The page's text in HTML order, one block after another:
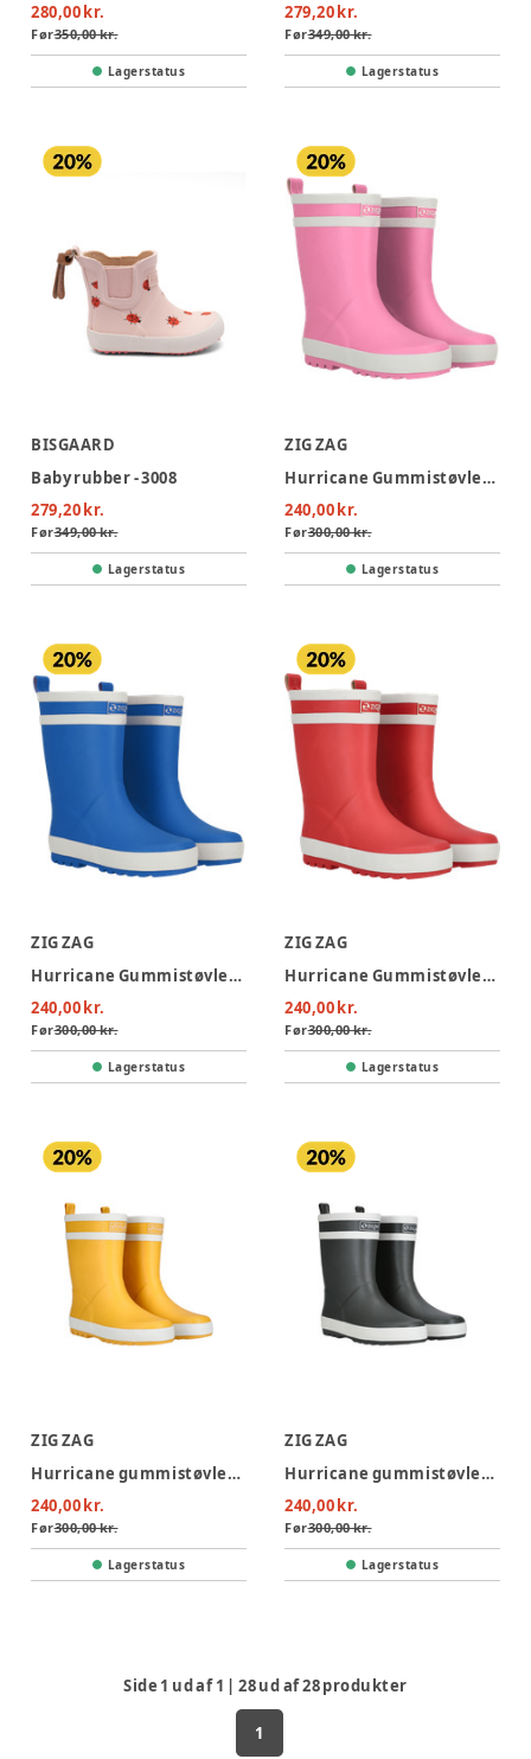
280,00 kr.
Før350,00 kr.
Lagerstatus
279,20 kr.
Før349,00 kr.
Lagerstatus
BISGAARD
Baby rubber - 3008
279,20 kr.
Før349,00 kr.
Lagerstatus
ZIG ZAG
Hurricane Gummistøvler - Begonia Pink
240,00 kr.
Før300,00 kr.
Lagerstatus
ZIG ZAG
Hurricane Gummistøvler - Olympian Blue
240,00 kr.
Før300,00 kr.
Lagerstatus
ZIG ZAG
Hurricane Gummistøvler - Fiery Red
240,00 kr.
Før300,00 kr.
Lagerstatus
ZIG ZAG
Hurricane gummistøvler - 5005
240,00 kr.
Før300,00 kr.
Lagerstatus
ZIG ZAG
Hurricane gummistøvler - 3052
240,00 kr.
Før300,00 kr.
Lagerstatus
Side 1 ud af1 |28ud af28produkter
1